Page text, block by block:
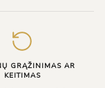
GRĄŽINIMAS AR
KEITIMAS